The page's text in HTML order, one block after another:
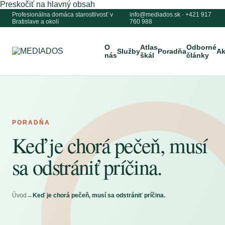
Preskočiť na hlavný obsah
Profesionálna domáca starostlivosť v
Bratislave a okolí
info@mediados.sk· +421 917
760 988
O
násSlužbyAtlas
škál PoradňaOdborné
články
PORADŇA
Keď je chorá pečeň, musí
sa odstrániť príčina.
Úvod → Keď je chorá pečeň, musí sa odstrániť príčina.